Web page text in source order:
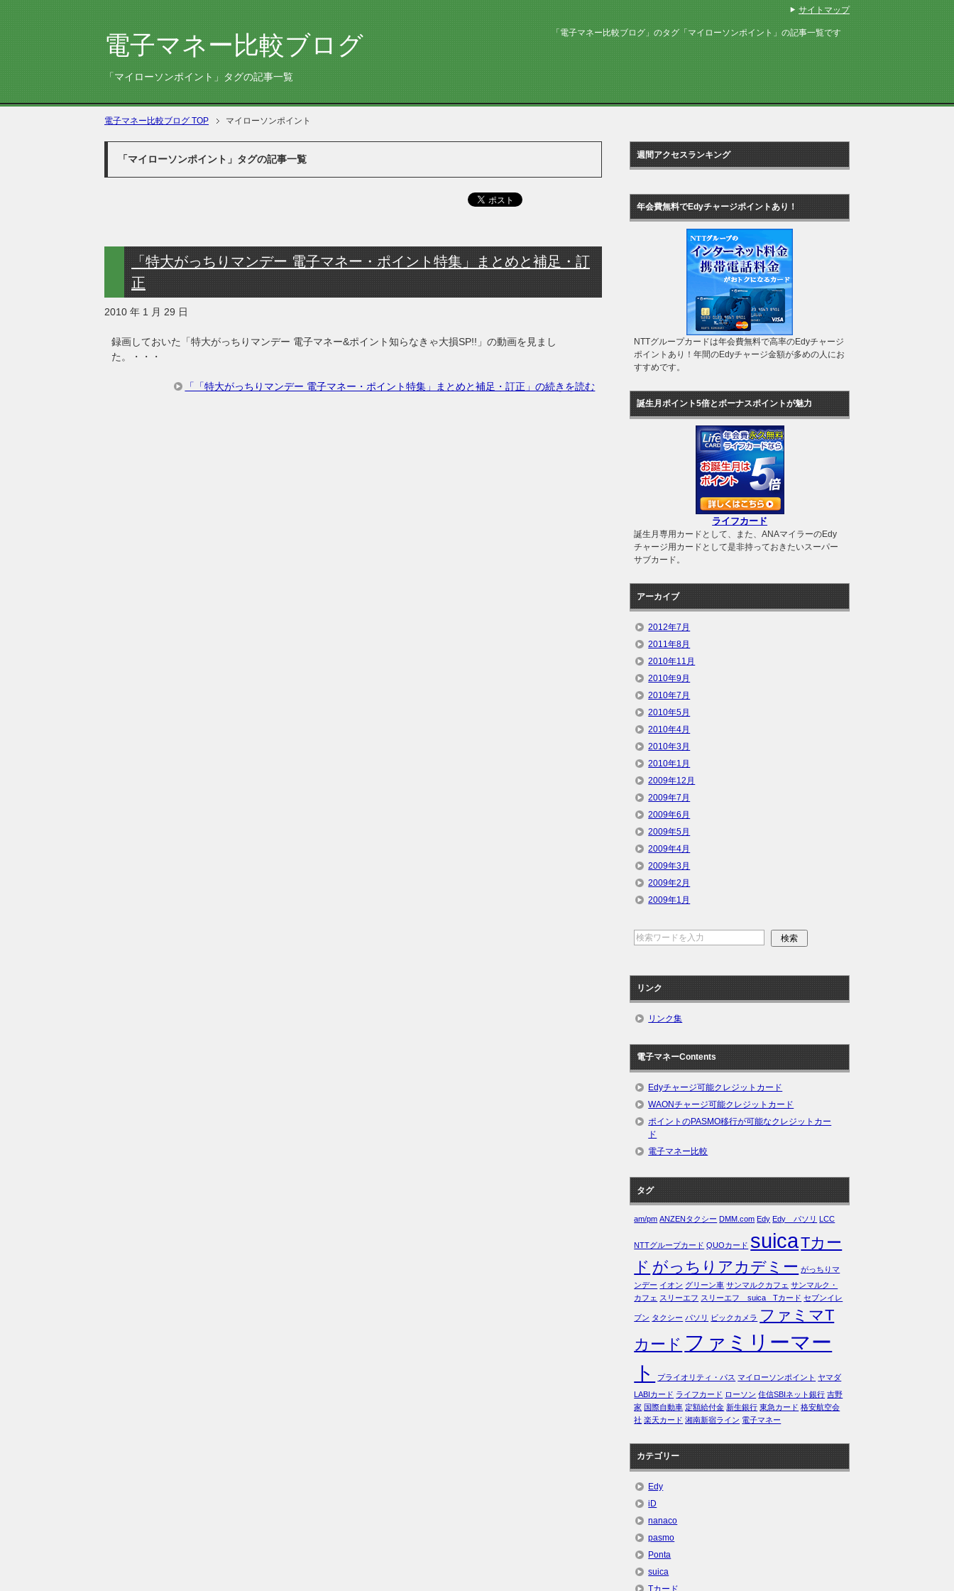
電子マネー比較ブログ
「マイローソンポイント」タグの記事一覧
「電子マネー比較ブログ」のタグ「マイローソンポイント」の記事一覧です
電子マネー比較ブログ TOP マイローソンポイント
「マイローソンポイント」タグの記事一覧
「特大がっちりマンデー 電子マネー・ポイント特集」まとめと補足・訂
正
2010 年 1 月 29 日
録画しておいた「特大がっちりマンデー 電子マネー&ポイント知らなきゃ大損SP!!」の動画を見まし
た。・・・
「「特大がっちりマンデー 電子マネー・ポイント特集」まとめと補足・訂正」の続きを読む
週間アクセスランキング
年会費無料でEdyチャージポイントあり！
NTTグループカードは年会費無料で高率のEdyチャージ
ポイントあり！年間のEdyチャージ金額が多めの人にお
すすめです。
誕生月ポイント5倍とボーナスポイントが魅力
ライフカード
誕生月専用カードとして、また、ANAマイラーのEdy
チャージ用カードとして是非持っておきたいスーパー
サブカード。
アーカイブ
2012年7月
2011年8月
2010年11月
2010年9月
2010年7月
2010年5月
2010年4月
2010年3月
2010年1月
2009年12月
2009年7月
2009年6月
2009年5月
2009年4月
2009年3月
2009年2月
2009年1月
リンク
リンク集
電子マネーContents
Edyチャージ可能クレジットカード
WAONチャージ可能クレジットカード
ポイントのPASMO移行が可能なクレジットカー
ド
電子マネー比較
タグ
am/pm ANZENタクシー DMM.com Edy Edy パソリ LCC
NTTグループカード QUOカード suicaTカー
ド がっちりアカデミー がっちりマ
ンデー イオン グリーン車 サンマルクカフェ サンマルク・
カフェ スリーエフ スリーエフ suica Tカード セブンイレ
ブン タクシー パソリ ビックカメラ ファミマT
カード ファミリーマー
ト
プライオリティ・パス マイローソンポイント ヤマダ
LABIカード ライフカード ローソン 住信SBIネット銀行 吉野
家 国際自動車 定額給付金 新生銀行 東急カード 格安航空会
社 楽天カード 湘南新宿ライン 電子マネー
カテゴリー
Edy
iD
nanaco
pasmo
Ponta
suica
Tカード
サイトマップ